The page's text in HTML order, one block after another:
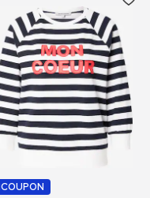
COUPON